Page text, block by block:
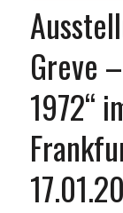
Greve
1972“